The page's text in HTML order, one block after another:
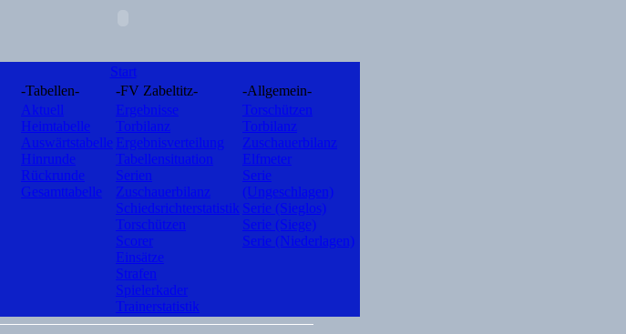
Start
-Tabellen- -FV Zabeltitz-
-Allgemein-
Aktuell
Heimtabelle
Auswärtstabelle
Hinrunde
Rückrunde
Gesamttabelle
Ergebnisse
Torbilanz
Ergebnisverteilung
Tabellensituation
Serien
Zuschauerbilanz
Schiedsrichterstatistik
Torschützen
Scorer
Einsätze
Strafen
Spielerkader
Trainerstatistik
Torschützen
Torbilanz
Zuschauerbilanz
Elfmeter
Serie
(Ungeschlagen)
Serie (Sieglos)
Serie (Siege)
Serie (Niederlagen)